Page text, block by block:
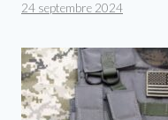
24 septembre 2024